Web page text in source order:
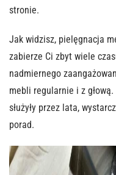
stronie.
Jak widzisz, pielęgnacja
zabierze Ci zbyt wiele
nadmiernego
mebli regularnie i z
służyły przez lata,
porad.